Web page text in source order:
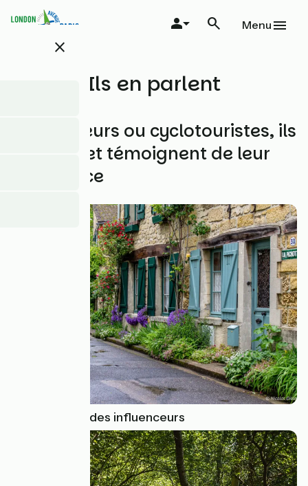
au
close
Menu
Ils en parlent
Influenceurs ou cyclotouristes, ils
l'ont fait et témoignent de leur
expérience
Inspirez-vous des influenceurs